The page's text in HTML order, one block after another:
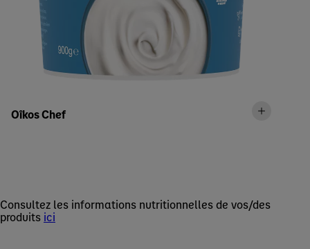
Oîkos Chef
Consultez les informations nutritionnelles de vos/des
produits ici